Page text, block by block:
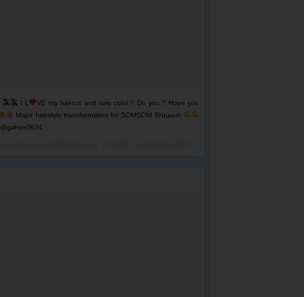
I L
VE my haircut and new color.!! Do you.? Hope you
Major hairstyle transformation for SOMSOM Bruuuuh